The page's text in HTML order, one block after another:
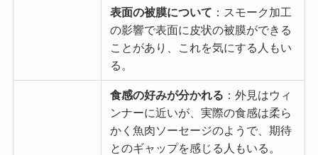
表面の被膜について ：スモーク加工
の影響で表面に皮状の被膜ができる
ことがあり、これを気にする人もい
る。
食感の好みが分かれる ：外見はウィ
ンナーに近いが、実際の食感は柔ら
かく魚肉ソーセージのようで、期待
とのギャップを感じる人もいる。